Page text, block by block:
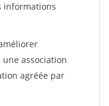
informations
association
agréée par